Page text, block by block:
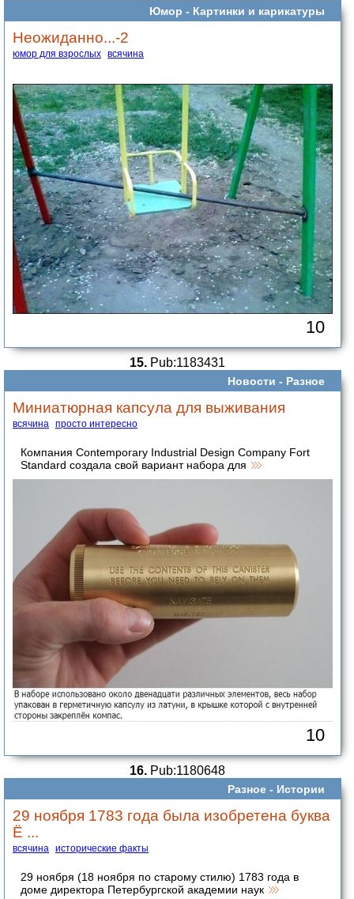
Юмор - Картинки и карикатуры
Неожиданно...-2
юмор для взрослых всячина
10
15.Pub:1183431
Новости - Разное
Миниатюрная капсула для выживания
всячина просто интересно
Компания Contemporary Industrial Design Company Fort
Standard создала свой вариант набора для
10
16.Pub:1180648
Разное - Истории
29 ноября 1783 года была изобретена буква
Ё ...
всячина исторические факты
29 ноября (18 ноября по старому стилю) 1783 года в
доме директора Петербургской академии наук